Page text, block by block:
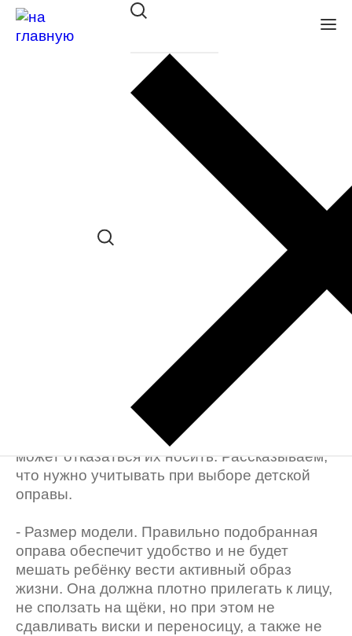
Вакансии
Как выбрать оправу ребенку?
Если ребёнку будет некомфортно в очках, он
может отказаться их носить. Рассказываем,
что нужно учитывать при выборе детской
оправы.
- Размер модели. Правильно подобранная
оправа обеспечит удобство и не будет
мешать ребёнку вести активный образ
жизни. Она должна плотно прилегать к лицу,
не сползать на щёки, но при этом не
сдавливать виски и переносицу, а также не